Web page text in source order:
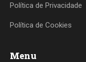
Política de Privacidade
Política de Cookies
Menu